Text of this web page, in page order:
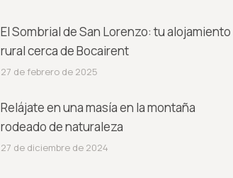
El Sombrial de San Lorenzo: tu alojamiento
rural cerca de Bocairent
27 de febrero de 2025
Relájate en una masía en la montaña
rodeado de naturaleza
27 de diciembre de 2024